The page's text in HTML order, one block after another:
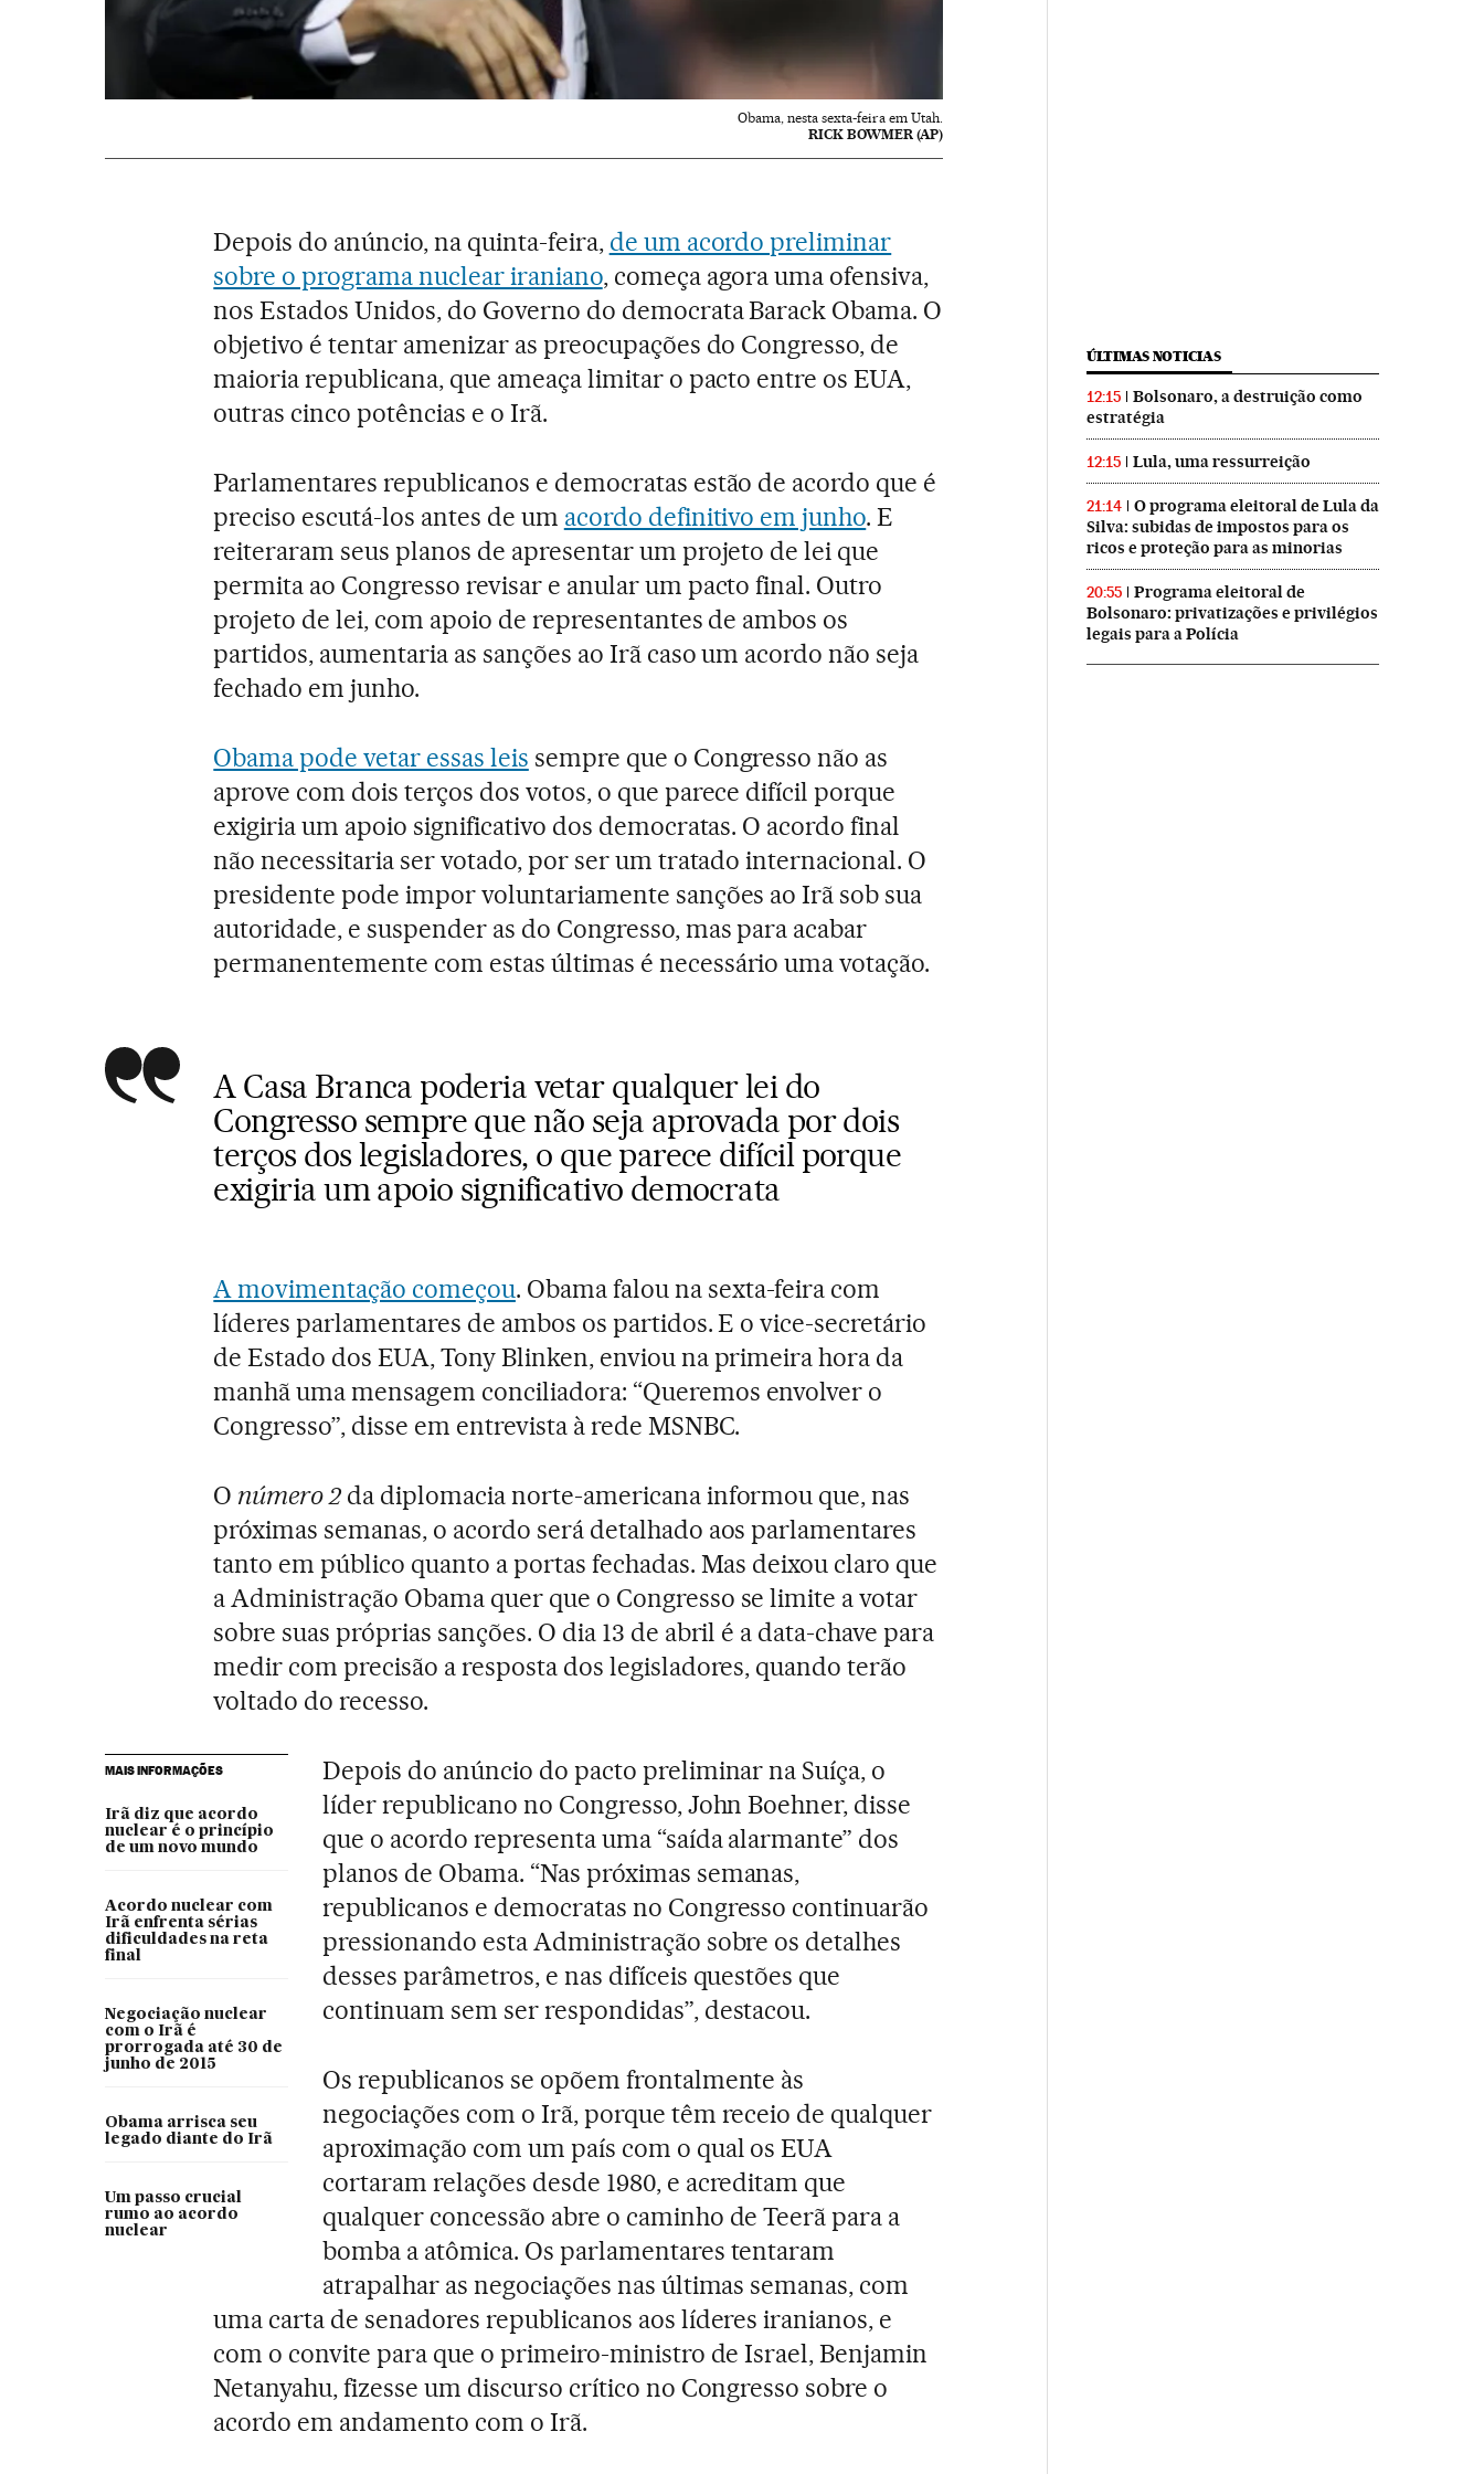
Obama, nesta sexta-feira em Utah.
RICK BOWMER (AP)
Depois do anúncio, na quinta-feira, de um acordo preliminar
sobre o programa nuclear iraniano, começa agora uma ofensiva,
nos Estados Unidos, do Governo do democrata Barack Obama. O
objetivo é tentar amenizar as preocupações do Congresso, de
maioria republicana, que ameaça limitar o pacto entre os EUA,
outras cinco potências e o Irã.
Parlamentares republicanos e democratas estão de acordo que é
preciso escutá-los antes de um acordo definitivo em junho. E
reiteraram seus planos de apresentar um projeto de lei que
permita ao Congresso revisar e anular um pacto final. Outro
projeto de lei, com apoio de representantes de ambos os
partidos, aumentaria as sanções ao Irã caso um acordo não seja
fechado em junho.
Obama pode vetar essas leis sempre que o Congresso não as
aprove com dois terços dos votos, o que parece difícil porque
exigiria um apoio significativo dos democratas. O acordo final
não necessitaria ser votado, por ser um tratado internacional. O
presidente pode impor voluntariamente sanções ao Irã sob sua
autoridade, e suspender as do Congresso, mas para acabar
permanentemente com estas últimas é necessário uma votação.
A Casa Branca poderia vetar qualquer lei do
Congresso sempre que não seja aprovada por dois
terços dos legisladores, o que parece difícil porque
exigiria um apoio significativo democrata
A movimentação começou. Obama falou na sexta-feira com
líderes parlamentares de ambos os partidos. E o vice-secretário
de Estado dos EUA, Tony Blinken, enviou na primeira hora da
manhã uma mensagem conciliadora: “Queremos envolver o
Congresso”, disse em entrevista à rede MSNBC.
O número 2 da diplomacia norte-americana informou que, nas
próximas semanas, o acordo será detalhado aos parlamentares
tanto em público quanto a portas fechadas. Mas deixou claro que
a Administração Obama quer que o Congresso se limite a votar
sobre suas próprias sanções. O dia 13 de abril é a data-chave para
medir com precisão a resposta dos legisladores, quando terão
voltado do recesso.
MAIS INFORMAÇÕES
Irã diz que acordo
nuclear é o princípio
de um novo mundo
Acordo nuclear com
Irã enfrenta sérias
dificuldades na reta
final
Negociação nuclear
com o Irã é
prorrogada até 30 de
junho de 2015
Obama arrisca seu
legado diante do Irã
Um passo crucial
rumo ao acordo
nuclear
Depois do anúncio do pacto preliminar na Suíça, o
líder republicano no Congresso, John Boehner, disse
que o acordo representa uma “saída alarmante” dos
planos de Obama. “Nas próximas semanas,
republicanos e democratas no Congresso continuarão
pressionando esta Administração sobre os detalhes
desses parâmetros, e nas difíceis questões que
continuam sem ser respondidas”, destacou.
Os republicanos se opõem frontalmente às
negociações com o Irã, porque têm receio de qualquer
aproximação com um país com o qual os EUA
cortaram relações desde 1980, e acreditam que
qualquer concessão abre o caminho de Teerã para a
bomba a atômica. Os parlamentares tentaram
atrapalhar as negociações nas últimas semanas, com
uma carta de senadores republicanos aos líderes iranianos, e
com o convite para que o primeiro-ministro de Israel, Benjamin
Netanyahu, fizesse um discurso crítico no Congresso sobre o
acordo em andamento com o Irã.
ÚLTIMAS NOTICIAS
12:15
Bolsonaro, a destruição como
estratégia
12:15 Lula, uma ressurreição
21:14
O programa eleitoral de Lula da
Silva: subidas de impostos para os
ricos e proteção para as minorias
20:55
Programa eleitoral de
Bolsonaro: privatizações e privilégios
legais para a Polícia